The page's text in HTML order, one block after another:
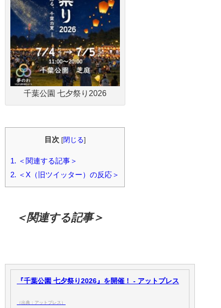
千葉公園 七夕祭り2026
目次 [閉じる]
1. ＜関連する記事＞
2. ＜X（旧ツイッター）の反応＞
＜関連する記事＞
『千葉公園 七夕祭り2026』を開催！ - アットプレス
（出典：アットプレス）